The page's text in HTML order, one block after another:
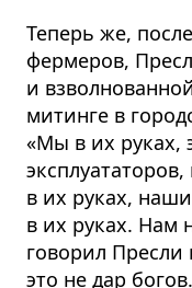
Теперь же,
фермеров,
и
митинге в
«Мы в их руках,
в их руках,
в их руках. Нам
говорил
это не дар